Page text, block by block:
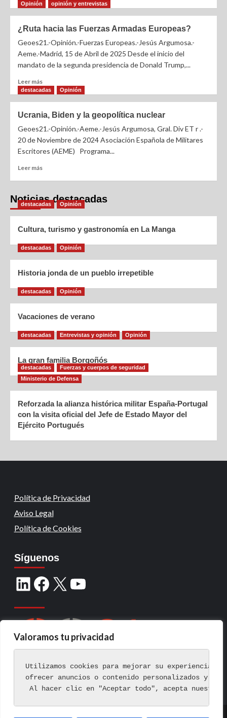
Valoramos tu privacidad
Utilizamos cookies para mejorar su experiencia
ofrecer anuncios o contenido personalizados y
Al hacer clic en "Aceptar todo", acepta nuestro
Opinión opinión y entrevistas
¿Ruta hacia las Fuerzas Armadas Europeas?
Geoes21.-Opinión.-Fuerzas Europeas.-Jesús Argumosa.-
Aeme.-Madrid, 15 de Abril de 2025 Desde el inicio del
mandato de la segunda presidencia de Donald Trump,...
Leer más
destacadas Opinión
Ucrania, Biden y la geopolítica nuclear
Geoes21.-Opinión.-Aeme.-Jesús Argumosa, Gral. Div ET r .-
20 de Noviembre de 2024 Asociación Española de Militares
Escritores (AEME) Programa...
Leer más
Noticias destacadas
destacadas Opinión
Cultura, turismo y gastronomía en La Manga
destacadas Opinión
Historia jonda de un pueblo irrepetible
destacadas Opinión
Vacaciones de verano
destacadas Entrevistas y opinión Opinión
La gran familia Borgoñós
destacadas
Fuerzas y cuerpos de seguridad
Ministerio de Defensa
Reforzada la alianza histórica militar España-Portugal
con la visita oficial del Jefe de Estado Mayor del
Ejército Portugués
Política de Privacidad
Aviso Legal
Política de Cookies
Síguenos